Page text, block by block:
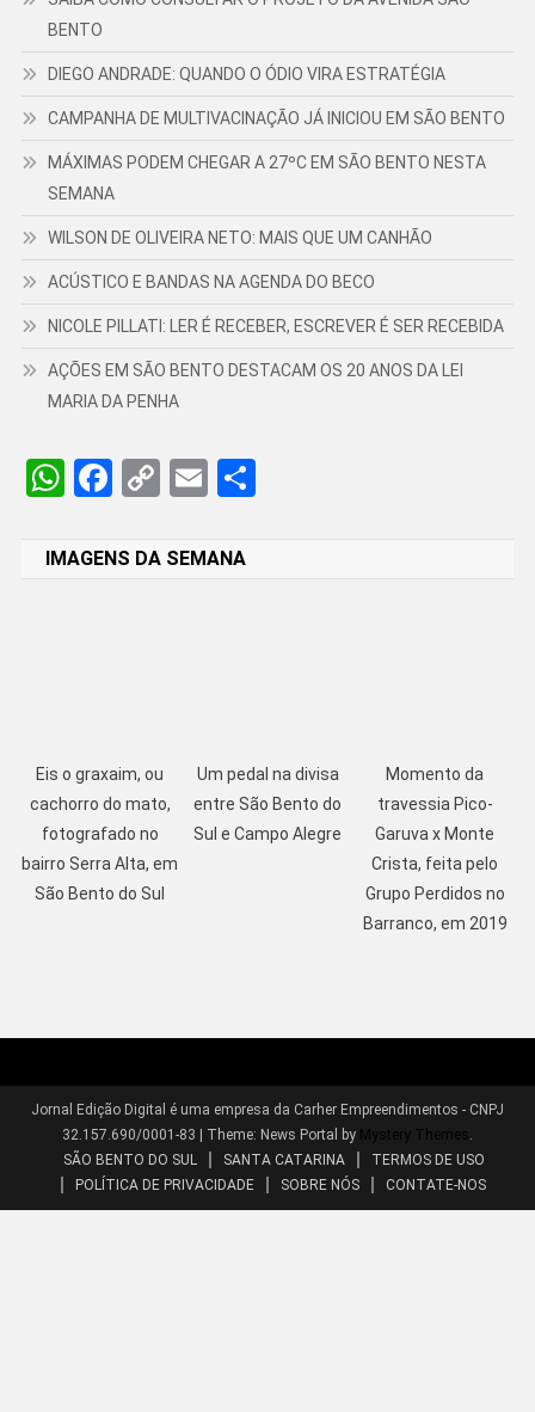
BENTO
DIEGO ANDRADE: QUANDO O ÓDIO VIRA ESTRATÉGIA
CAMPANHA DE MULTIVACINAÇÃO JÁ INICIOU EM SÃO BENTO
MÁXIMAS PODEM CHEGAR A 27ºC EM SÃO BENTO NESTA
SEMANA
WILSON DE OLIVEIRA NETO: MAIS QUE UM CANHÃO
ACÚSTICO E BANDAS NA AGENDA DO BECO
NICOLE PILLATI: LER É RECEBER, ESCREVER É SER RECEBIDA
AÇÕES EM SÃO BENTO DESTACAM OS 20 ANOS DA LEI
MARIA DA PENHA
WhatsApp
Facebook
CopyEmailShare
IMAGENS DA SEMANA
Eis o graxaim, ou
cachorro do mato,
fotografado no
bairro Serra Alta, em
São Bento do Sul
Um pedal na divisa
entre São Bento do
Sul e Campo Alegre
Momento da
travessia Pico-
Garuva x Monte
Crista, feita pelo
Grupo Perdidos no
Barranco, em 2019
Jornal Edição Digital é uma empresa da Carher Empreendimentos - CNPJ
32.157.690/0001-83 | Theme: News Portal by Mystery Themes .
SÃO BENTO DO SUL
SANTA CATARINA
TERMOS DE USO
POLÍTICA DE PRIVACIDADE
SOBRE NÓS CONTATE-NOS